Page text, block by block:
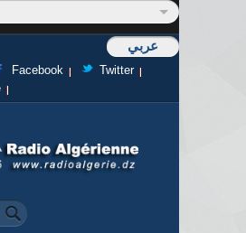
عربي
Facebook
Twitter
de recherche